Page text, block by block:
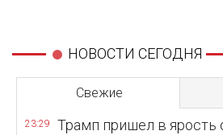
НОВОСТИ СЕГОДНЯ
Свежие
23:29
Трамп пришел в ярость